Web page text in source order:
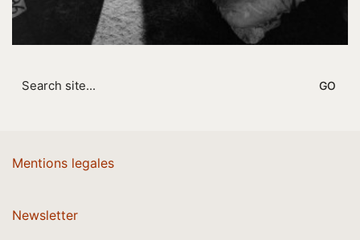
for:
Mentions legales
Newsletter